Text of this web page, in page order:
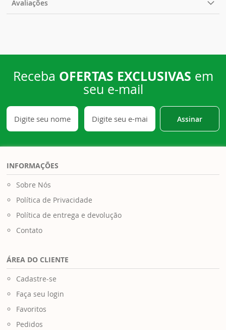
Avaliações
Receba OFERTAS EXCLUSIVAS em
seu e-mail
Assinar
INFORMAÇÕES
Sobre Nós
Política de Privacidade
Política de entrega e devolução
Contato
ÁREA DO CLIENTE
Cadastre-se
Faça seu login
Favoritos
Pedidos